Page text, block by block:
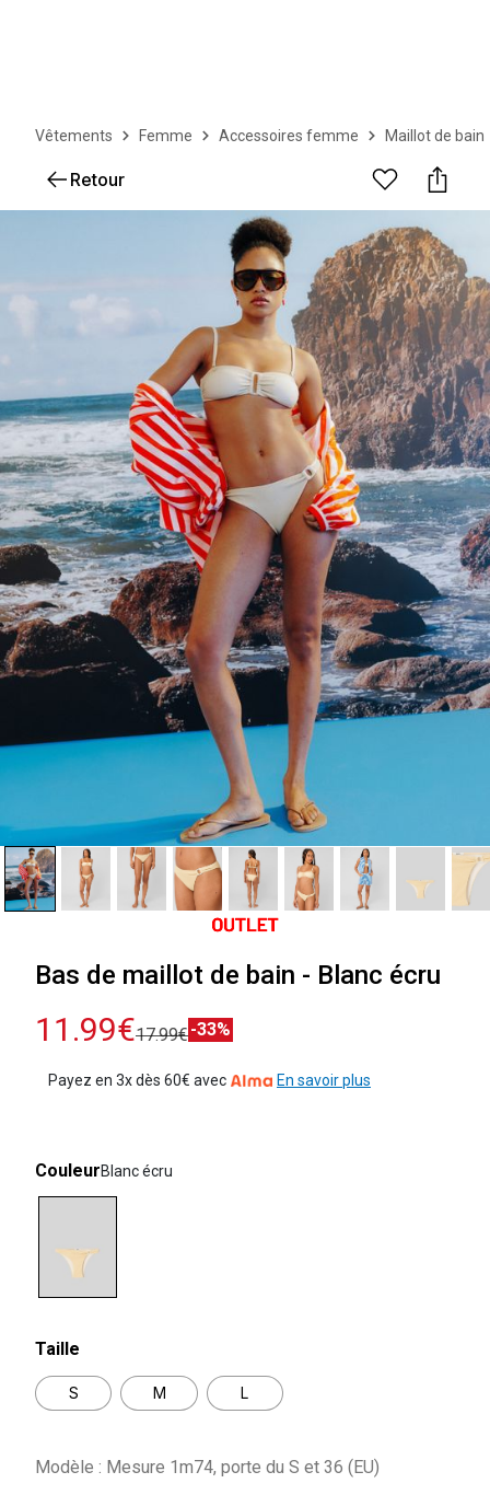
Vêtements Femme Accessoires femme Maillot de bain
Retour
Bas de maillot de bain - Blanc écru
11.99€17.99€-33%
Payez en 3x dès 60€ avec En savoir plus
CouleurBlanc écru
Taille
S M L
Modèle : Mesure 1m74, porte du S et 36 (EU)